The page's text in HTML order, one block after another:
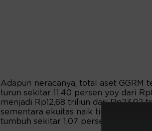
Adapun neracanya, total aset GGRM
turun sekitar 11,40 persen yoy dari
menjadi Rp12,68 triliun dari Rp23,02
sementara ekuitas naik tipis menjadi
tumbuh sekitar 1,07 persen yoy.